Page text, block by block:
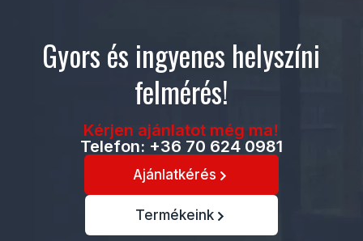
Gyors és ingyenes helyszíni
felmérés!
Kérjen ajánlatot még ma!
Telefon: +36 70 624 0981
Ajánlatkérés
Termékeink